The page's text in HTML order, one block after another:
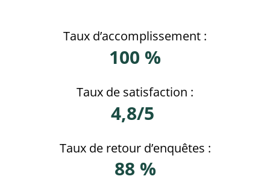
Taux de retour d’enquêtes :
88 %
Taux de satisfaction :
4,8/5
Taux d’accomplissement :
100 %